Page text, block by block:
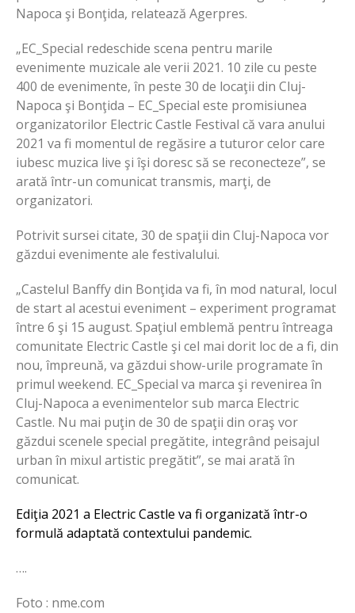
Napoca şi Bonţida, relatează Agerpres.
„EC_Special redeschide scena pentru marile
evenimente muzicale ale verii 2021. 10 zile cu peste
400 de evenimente, în peste 30 de locaţii din Cluj-
Napoca şi Bonţida – EC_Special este promisiunea
organizatorilor Electric Castle Festival că vara anului
2021 va fi momentul de regăsire a tuturor celor care
iubesc muzica live şi îşi doresc să se reconecteze”, se
arată într-un comunicat transmis, marţi, de
organizatori.
Potrivit sursei citate, 30 de spaţii din Cluj-Napoca vor
găzdui evenimente ale festivalului.
„Castelul Banffy din Bonţida va fi, în mod natural, locul
de start al acestui eveniment – experiment programat
între 6 şi 15 august. Spaţiul emblemă pentru întreaga
comunitate Electric Castle şi cel mai dorit loc de a fi, din
nou, împreună, va găzdui show-urile programate în
primul weekend. EC_Special va marca şi revenirea în
Cluj-Napoca a evenimentelor sub marca Electric
Castle. Nu mai puţin de 30 de spaţii din oraş vor
găzdui scenele special pregătite, integrând peisajul
urban în mixul artistic pregătit”, se mai arată în
comunicat.
Ediţia 2021 a Electric Castle va fi organizată într-o
formulă adaptată contextului pandemic.
….
Foto : nme.com